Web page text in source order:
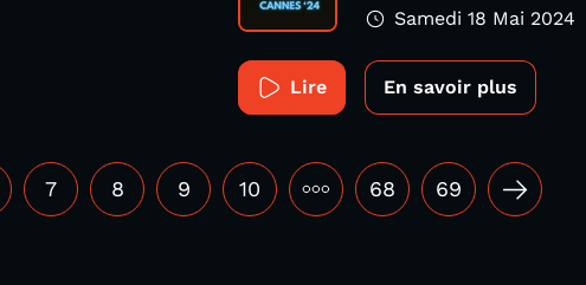
Samedi 18 Mai 2024
Lire En savoir plus
7 8 9 10 ••• 68 69